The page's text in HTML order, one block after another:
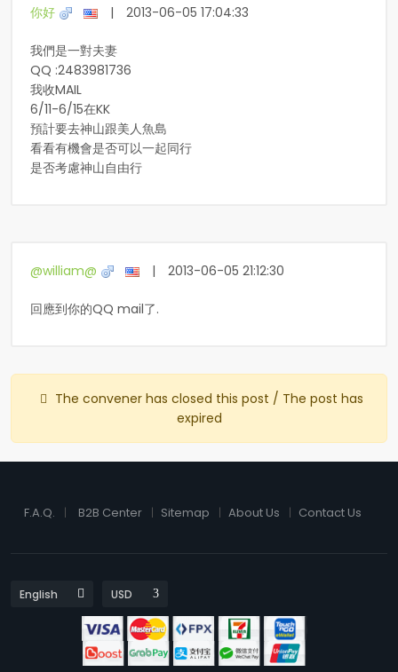
你好 | 2013-06-05 17:04:33
我們是一對夫妻
QQ :2483981736
我收MAIL
6/11-6/15在KK
預計要去神山跟美人魚島
看看有機會是否可以一起同行
是否考慮神山自由行
@william@ | 2013-06-05 21:12:30
回應到你的QQ mail了.
The convener has closed this post / The post has
expired
F.A.Q. B2B Center Sitemap About Us Contact Us